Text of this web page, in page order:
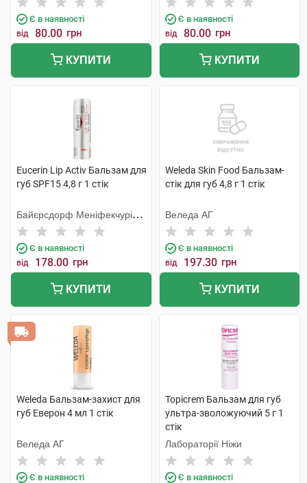
Є в наявності
від 80.00 грн
КУПИТИ
Є в наявності
від 80.00 грн
КУПИТИ
Eucerin Lip Activ Бальзам для
губ SPF15 4,8 г 1 стік
Байєрсдорф Меніфекчурінг
Познань
Є в наявності
від 178.00 грн
КУПИТИ
Weleda Skin Food Бальзам-
стік для губ 4,8 г 1 стік
Веледа АГ
Є в наявності
від 197.30 грн
КУПИТИ
Weleda Бальзам-захист для
губ Еверон 4 мл 1 стік
Веледа АГ
Є в наявності
Topicrem Бальзам для губ
ультра-зволожуючий 5 г 1
стік
Лабораторії Ніжи
Є в наявності